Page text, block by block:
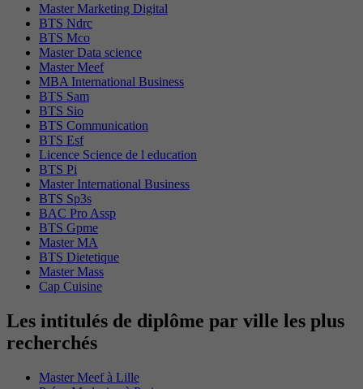
Master Marketing Digital
BTS Ndrc
BTS Mco
Master Data science
Master Meef
MBA International Business
BTS Sam
BTS Sio
BTS Communication
BTS Esf
Licence Science de l education
BTS Pi
Master International Business
BTS Sp3s
BAC Pro Assp
BTS Gpme
Master MA
BTS Dietetique
Master Mass
Cap Cuisine
Les intitulés de diplôme par ville les plus
recherchés
Master Meef à Lille